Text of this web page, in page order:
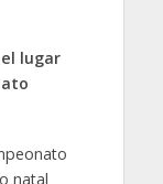
lugar
natal